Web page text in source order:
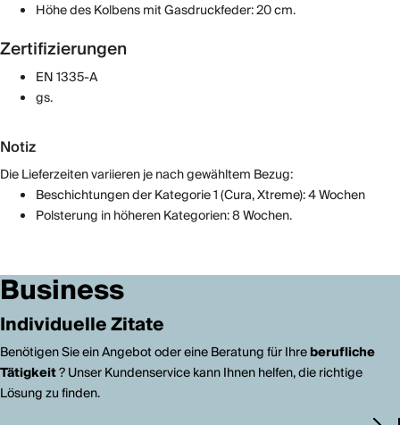
Höhe des Kolbens mit Gasdruckfeder: 20 cm.
Zertifizierungen
EN 1335-A
gs.
Notiz
Die Lieferzeiten variieren je nach gewähltem Bezug:
Beschichtungen der Kategorie 1 (Cura, Xtreme): 4 Wochen
Polsterung in höheren Kategorien: 8 Wochen.
Business
Individuelle Zitate
Benötigen Sie ein Angebot oder eine Beratung für Ihreberufliche
Tätigkeit? Unser Kundenservice kann Ihnen helfen, die richtige
Lösung zu finden.